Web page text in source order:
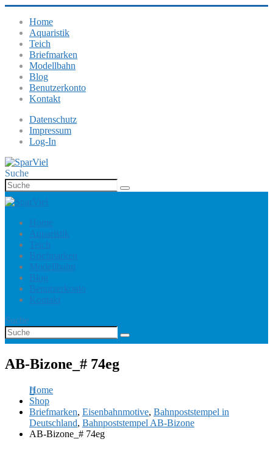
Home
Aquaristik
Teich
Briefmarken
Modellbahn
Blog
Benutzerkonto
Kontakt
Datenschutz
Impressum
Log-In
Suche
Home
Aquaristik
Teich
Briefmarken
Modellbahn
Blog
Benutzerkonto
Kontakt
Suche
AB-Bizone_# 74eg
Home
Shop
Briefmarken, Eisenbahnmotive, Bahnpoststempel in
Deutschland, Bahnpoststempel AB-Bizone
AB-Bizone_# 74eg